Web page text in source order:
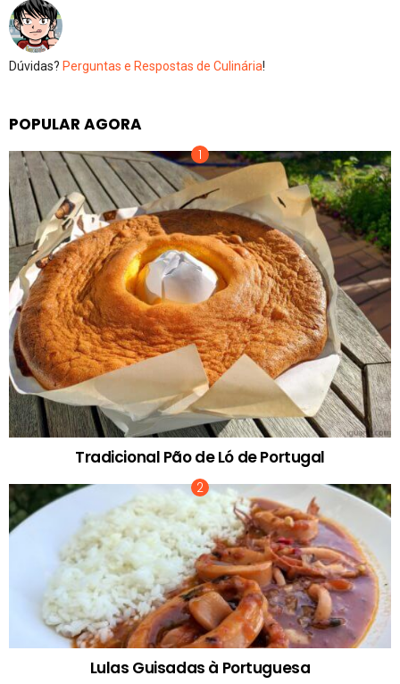
Dúvidas? Perguntas e Respostas de Culinária!
POPULAR AGORA
Tradicional Pão de Ló de Portugal
Lulas Guisadas à Portuguesa